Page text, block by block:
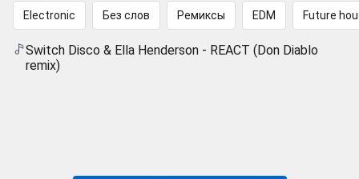
Electronic Без слов Ремиксы EDM Future
Switch Disco & Ella Henderson - REACT (Don Diablo
remix)